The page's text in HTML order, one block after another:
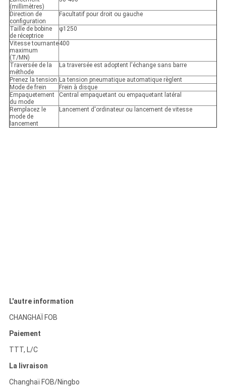
(millimètres)
Direction de
configuration
Facultatif pour droit ou gauche
Taille de bobine
de réceptrice
φ1250
Vitesse tournante
maximum
(T/MN)
400
Traversée de la
méthode
La traversée est adoptent l'échange sans barre
Prenez la tension La tension pneumatique automatique règlent
Mode de frein
Frein à disque
Empaquetement
du mode
Central empaquetant ou empaquetant latéral
Remplacez le
mode de
lancement
Lancement d'ordinateur ou lancement de vitesse
L'autre information
CHANGHAÏ FOB
Paiement
TTT, L/C
La livraison
Changhaï FOB/Ningbo